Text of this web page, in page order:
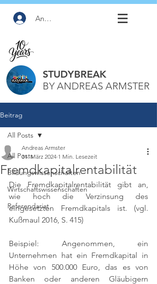
Anmelden
STUDYBREAK
BY ANDREAS ARMSTER
Beitrag
All Posts
Bildungswissenschaften
Wirtschaftswissenschaften
Referendariat
All Posts
Fremdkapitalrentabilität
Andreas Armster
31. März 2024 1 Min. Lesezeit
Die Fremdkapitalrentabilität gibt an,
wie hoch die Verzinsung des
eingesetzten Fremdkapitals ist. (vgl.
Kußmaul 2016, S. 415)
Beispiel: Angenommen, ein
Unternehmen hat ein Fremdkapital in
Höhe von 500.000 Euro, das es von
Banken oder anderen Gläubigern